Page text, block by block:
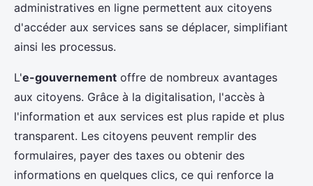
administratives en ligne permettent aux citoyens
d'accéder aux services sans se déplacer, simplifiant
ainsi les processus.
L'e-gouvernement offre de nombreux avantages
aux citoyens. Grâce à la digitalisation, l'accès à
l'information et aux services est plus rapide et plus
transparent. Les citoyens peuvent remplir des
formulaires, payer des taxes ou obtenir des
informations en quelques clics, ce qui renforce la